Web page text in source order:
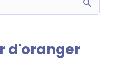
d'oranger